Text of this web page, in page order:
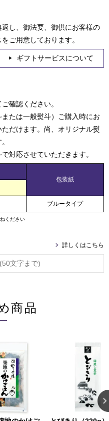
し、御法要、御供にお客様の
ご用意しております。
ギフトサービスについて
確認ください。
たは一般熨斗）ご購入時にお
だけます。尚、オリジナル熨
対応させていただきます。
包装紙
ブルータイプ
ください
商品